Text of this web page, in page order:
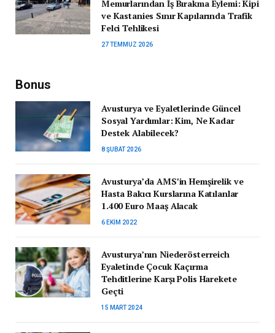
Memurlarından İş Bırakma Eylemi: Kipi
ve Kastanies Sınır Kapılarında Trafik
Felci Tehlikesi
27 TEMMUZ 2026
Bonus
Avusturya ve Eyaletlerinde Güncel
Sosyal Yardımlar: Kim, Ne Kadar
Destek Alabilecek?
8 ŞUBAT 2026
Avusturya’da AMS’in Hemşirelik ve
Hasta Bakıcı Kurslarına Katılanlar
1.400 Euro Maaş Alacak
6 EKIM 2022
Avusturya’nın Niederösterreich
Eyaletinde Çocuk Kaçırma
Tehditlerine Karşı Polis Harekete
Geçti
15 MART 2024